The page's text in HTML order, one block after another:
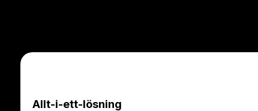
Allt-i-ett-lösning